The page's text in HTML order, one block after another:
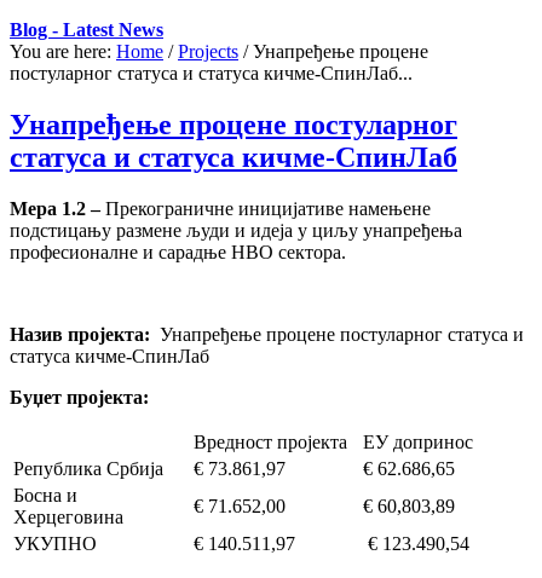
Blog - Latest News
You are here: Home / Projects / Унапређење процене
постуларног статуса и статуса кичме-СпинЛаб...
Унапређење процене постуларног
статуса и статуса кичме-СпинЛаб
Мера 1.2 –Прекограничне иницијативе намењене
подстицању размене људи и идеја у циљу унапређења
професионалне и сарадње НВО сектора.
Назив пројекта: Унапређење процене постуларног статуса и
статуса кичме-СпинЛаб
Буџет пројекта:
Вредност пројекта
ЕУ допринос
Република Србија
€ 73.861,97
€ 62.686,65
Босна и
Херцеговина
€ 71.652,00
€ 60,803,89
УКУПНО
€ 140.511,97 € 123.490,54